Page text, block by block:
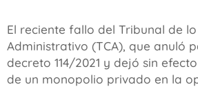
El reciente fallo del Tribunal de
Administrativo (TCA), que anuló
decreto 114/2021 y dejó sin
de un monopolio privado en la